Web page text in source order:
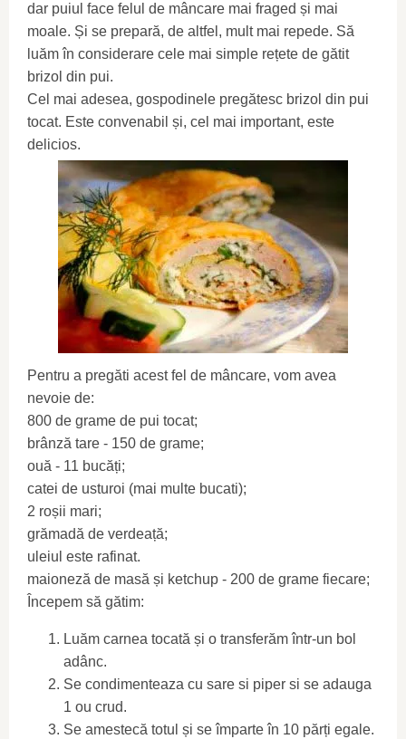
dar puiul face felul de mâncare mai fraged și mai
moale. Și se prepară, de altfel, mult mai repede. Să
luăm în considerare cele mai simple rețete de gătit
brizol din pui.
Cel mai adesea, gospodinele pregătesc brizol din pui
tocat. Este convenabil și, cel mai important, este
delicios.
Pentru a pregăti acest fel de mâncare, vom avea
nevoie de:
800 de grame de pui tocat;
brânză tare - 150 de grame;
ouă - 11 bucăți;
catei de usturoi (mai multe bucati);
2 roșii mari;
grămadă de verdeață;
uleiul este rafinat.
maioneză de masă și ketchup - 200 de grame fiecare;
Începem să gătim:
Luăm carnea tocată și o transferăm într-un bol
adânc.
Se condimenteaza cu sare si piper si se adauga
1 ou crud.
Se amestecă totul și se împarte în 10 părți egale.